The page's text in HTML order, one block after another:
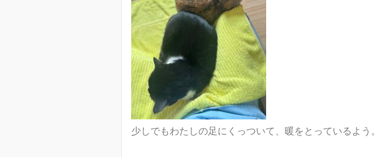
少しでもわたしの足にくっついて、暖をとっているよう。